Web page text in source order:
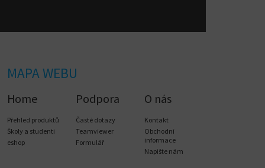
MAPA WEBU
Home
Přehled produktů
Školy a studenti
eshop
Podpora
Časté dotazy
Teamviewer
Formulář
O nás
Kontakt
Obchodní
informace
Napište nám